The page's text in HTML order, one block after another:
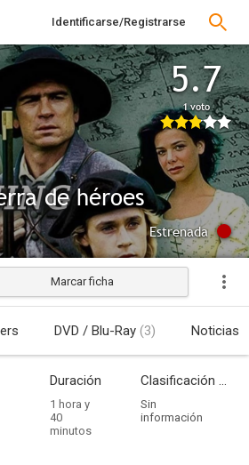
Identificarse/Registrarse
5.7
1 voto
de héroes
Estrenada
Marcar ficha
DVD / Blu-Ray (3) Noticias
Duración
1 hora y
40
minutos
Clasificación por edades
Sin
información